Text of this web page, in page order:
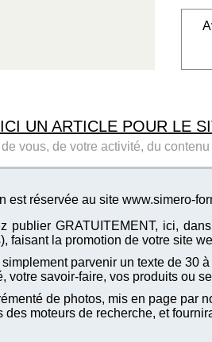
UN ARTICLE POUR LE
vous, de votre activité, du
est réservée au site www.simero-
publier GRATUITEMENT, ici,
faisant la promotion de votre site
parvenir un texte de 30
votre savoir-faire, vos produits ou
de photos, mis en page par
des moteurs de recherche, et